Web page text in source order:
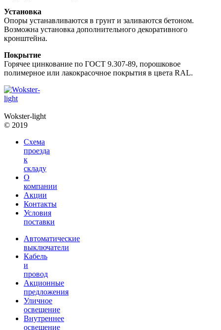
Установка
Опоры устанавливаются в грунт и заливаются бетоном.
Возможна установка дополнительного декоративного
кронштейна.
Покрытие
Горячее цинкование по ГОСТ 9.307-89, порошковое
полимерное или лакокрасочное покрытия в цвета RAL.
Wokster-light
© 2019
Схема
проезда
к
складу
О
компании
Акции
Контакты
Условия
поставки
Автоматические
выключатели
Кабель
и
провод
Акционные
предложения
Уличное
освещение
Внутреннее
освещение